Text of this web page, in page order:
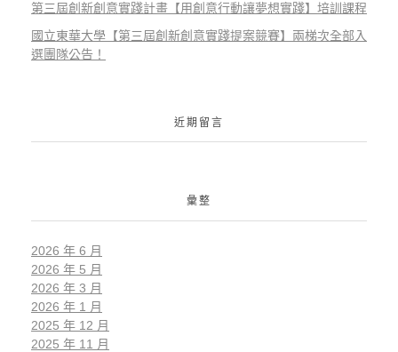
第三屆創新創意實踐計畫【用創意行動讓夢想實踐】培訓課程
國立東華大學【第三屆創新創意實踐提案競賽】兩梯次全部入
選團隊公告！
近期留言
彙整
2026 年 6 月
2026 年 5 月
2026 年 3 月
2026 年 1 月
2025 年 12 月
2025 年 11 月